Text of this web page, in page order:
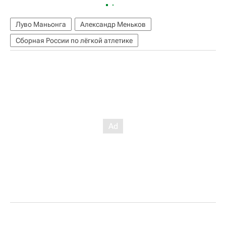
Луво Маньонга
Александр Меньков
Сборная России по лёгкой атлетике